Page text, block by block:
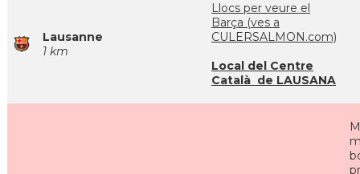
Lausanne
1 km
Llocs per veure el
Barça (ves a
CULERSALMON.com)
Local del Centre
Català de LAUSANA